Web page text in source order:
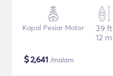
Kapal Pesiar Motor
39 ft
12 m
$2,641 /malam